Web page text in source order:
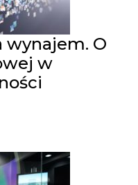
wynajem. O
w